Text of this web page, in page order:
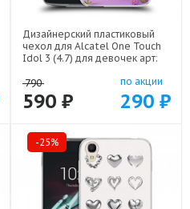
Дизайнерский пластиковый
чехол для Alcatel One Touch
Idol 3 (4.7) для девочек арт:
790
590 ₽
по акции
290 ₽
-25%